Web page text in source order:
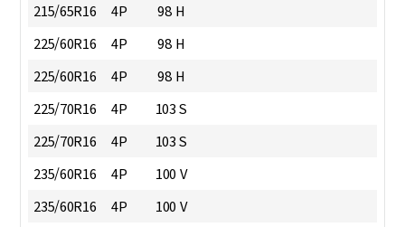
215/65R16 4P
98 H
225/60R16
4P
98 H
225/60R16
4P
98 H
225/70R16
4P
103 S
225/70R16
4P
103 S
235/60R16
4P
100 V
235/60R16
4P
100 V